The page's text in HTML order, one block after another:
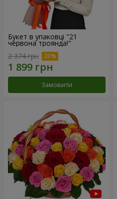
Букет в упаковці "21
червона троянда!"
2 374 грн
Замовити